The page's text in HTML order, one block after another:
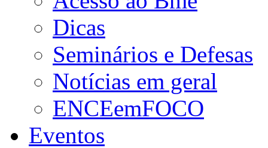
Dicas
Seminários e Defesas
Notícias em geral
ENCEemFOCO
Eventos